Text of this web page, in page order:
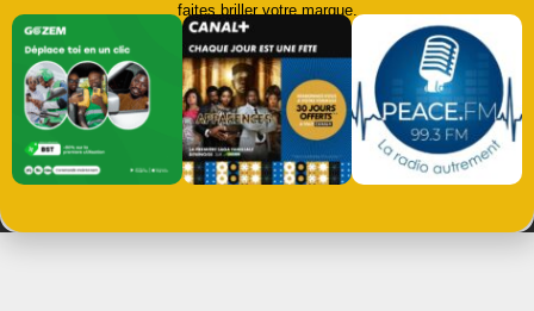
faites briller votre marque.